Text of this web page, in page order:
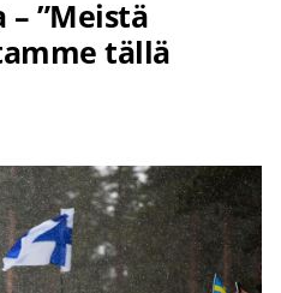
”Meistä
tällä